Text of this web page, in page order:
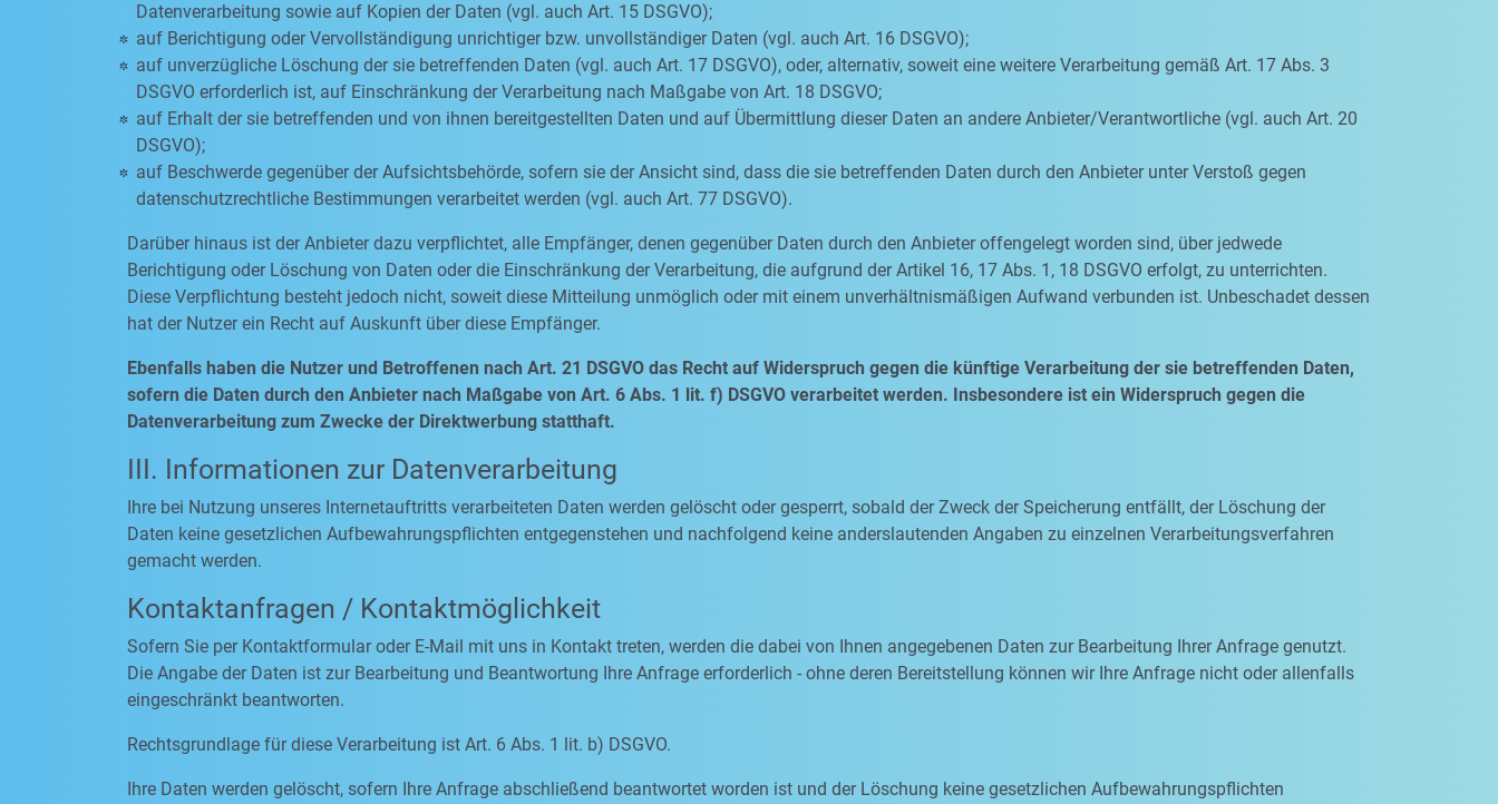
Datenverarbeitung sowie auf Kopien der Daten (vgl. auch Art. 15 DSGVO);
auf Berichtigung oder Vervollständigung unrichtiger bzw. unvollständiger Daten (vgl. auch Art. 16 DSGVO);
auf unverzügliche Löschung der sie betreffenden Daten (vgl. auch Art. 17 DSGVO), oder, alternativ, soweit eine weitere Verarbeitung gemäß Art. 17 Abs. 3
DSGVO erforderlich ist, auf Einschränkung der Verarbeitung nach Maßgabe von Art. 18 DSGVO;
auf Erhalt der sie betreffenden und von ihnen bereitgestellten Daten und auf Übermittlung dieser Daten an andere Anbieter/Verantwortliche (vgl. auch Art. 20
DSGVO);
auf Beschwerde gegenüber der Aufsichtsbehörde, sofern sie der Ansicht sind, dass die sie betreffenden Daten durch den Anbieter unter Verstoß gegen
datenschutzrechtliche Bestimmungen verarbeitet werden (vgl. auch Art. 77 DSGVO).
Darüber hinaus ist der Anbieter dazu verpflichtet, alle Empfänger, denen gegenüber Daten durch den Anbieter offengelegt worden sind, über jedwede
Berichtigung oder Löschung von Daten oder die Einschränkung der Verarbeitung, die aufgrund der Artikel 16, 17 Abs. 1, 18 DSGVO erfolgt, zu unterrichten.
Diese Verpflichtung besteht jedoch nicht, soweit diese Mitteilung unmöglich oder mit einem unverhältnismäßigen Aufwand verbunden ist. Unbeschadet dessen
hat der Nutzer ein Recht auf Auskunft über diese Empfänger.
Ebenfalls haben die Nutzer und Betroffenen nach Art. 21 DSGVO das Recht auf Widerspruch gegen die künftige Verarbeitung der sie betreffenden Daten,
sofern die Daten durch den Anbieter nach Maßgabe von Art. 6 Abs. 1 lit. f) DSGVO verarbeitet werden. Insbesondere ist ein Widerspruch gegen die
Datenverarbeitung zum Zwecke der Direktwerbung statthaft.
III. Informationen zur Datenverarbeitung
Ihre bei Nutzung unseres Internetauftritts verarbeiteten Daten werden gelöscht oder gesperrt, sobald der Zweck der Speicherung entfällt, der Löschung der
Daten keine gesetzlichen Aufbewahrungspflichten entgegenstehen und nachfolgend keine anderslautenden Angaben zu einzelnen Verarbeitungsverfahren
gemacht werden.
Kontaktanfragen / Kontaktmöglichkeit
Sofern Sie per Kontaktformular oder E-Mail mit uns in Kontakt treten, werden die dabei von Ihnen angegebenen Daten zur Bearbeitung Ihrer Anfrage genutzt.
Die Angabe der Daten ist zur Bearbeitung und Beantwortung Ihre Anfrage erforderlich - ohne deren Bereitstellung können wir Ihre Anfrage nicht oder allenfalls
eingeschränkt beantworten.
Rechtsgrundlage für diese Verarbeitung ist Art. 6 Abs. 1 lit. b) DSGVO.
Ihre Daten werden gelöscht, sofern Ihre Anfrage abschließend beantwortet worden ist und der Löschung keine gesetzlichen Aufbewahrungspflichten